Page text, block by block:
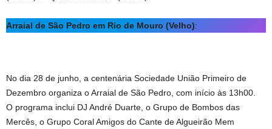
Arraial de São Pedro em Rio de Mouro (Velho):
No dia 28 de junho, a centenária Sociedade União Primeiro de
Dezembro organiza o Arraial de São Pedro, com início às 13h00.
O programa inclui DJ André Duarte, o Grupo de Bombos das
Mercês, o Grupo Coral Amigos do Cante de Algueirão Mem